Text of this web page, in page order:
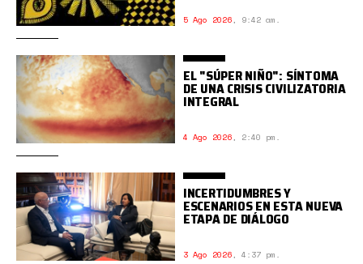
5 Ago 2026, 9:42 am.
EL "SÚPER NIÑO": SÍNTOMA
DE UNA CRISIS CIVILIZATORIA
INTEGRAL
4 Ago 2026, 2:40 pm.
INCERTIDUMBRES Y
ESCENARIOS EN ESTA NUEVA
ETAPA DE DIÁLOGO
3 Ago 2026, 4:37 pm.